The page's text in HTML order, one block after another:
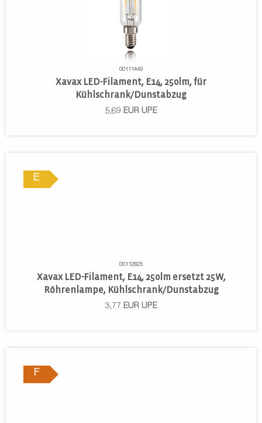
00111449
Xavax LED-Filament, E14, 250lm, für
Kühlschrank/Dunstabzug
5,69 EUR UPE
E
00112825
Xavax LED-Filament, E14, 250lm ersetzt 25W,
Röhrenlampe, Kühlschrank/Dunstabzug
3,77 EUR UPE
F